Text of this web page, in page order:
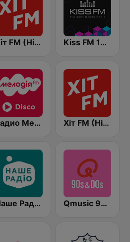
Хіт FM (Hit FM) - Best Kiss FM 106.5 (Кисc ФМ)
Радио Мелодия (Radio Melodia Disco) Хіт FM (Hit FM)
Наше Радио (Nashe Radio) 107.9 Qmusic 90's & 00's